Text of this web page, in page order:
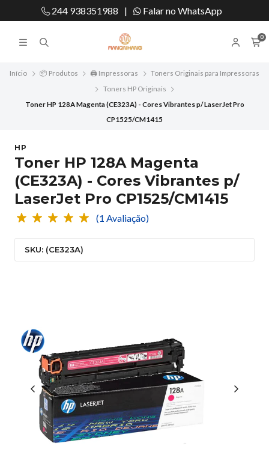
244 938351988 | Falar no WhatsApp
0
Início 📦 Produtos 🖨️ Impressoras
Toners Originais para Impressoras
Toners HP Originais
Toner HP 128A Magenta (CE323A) - Cores Vibrantes p/ LaserJet Pro
CP1525/CM1415
HP
Toner HP 128A Magenta
(CE323A) - Cores Vibrantes p/
LaserJet Pro CP1525/CM1415
(1 Avaliação)
SKU: (CE323A)